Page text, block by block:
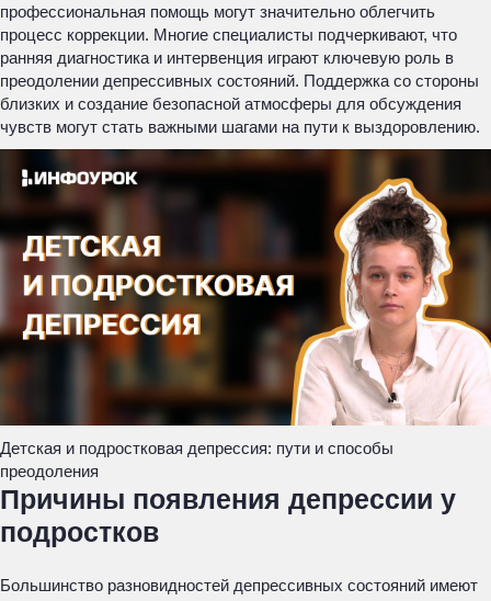
профессиональная помощь могут значительно облегчить
процесс коррекции. Многие специалисты подчеркивают, что
ранняя диагностика и интервенция играют ключевую роль в
преодолении депрессивных состояний. Поддержка со стороны
близких и создание безопасной атмосферы для обсуждения
чувств могут стать важными шагами на пути к выздоровлению.
Детская и подростковая депрессия: пути и способы
преодоления
Причины появления депрессии у
подростков
Большинство разновидностей депрессивных состояний имеют